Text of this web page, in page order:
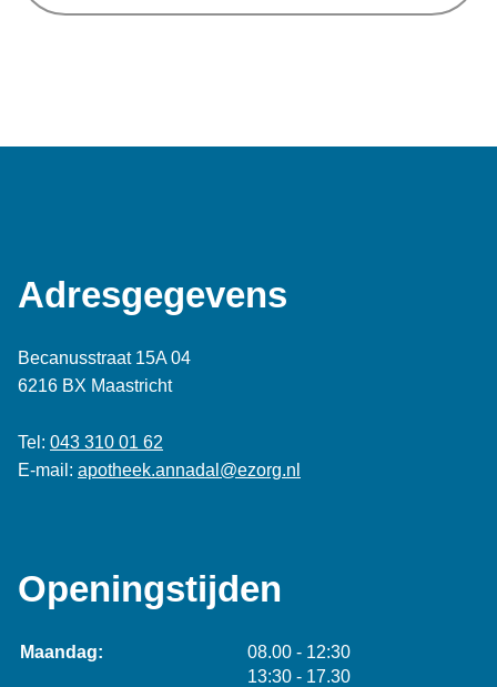
Adresgegevens
Becanusstraat 15A 04
6216 BX Maastricht
Tel: 043 310 01 62
E-mail: apotheek.annadal@ezorg.nl
Openingstijden
Maandag: 08.00 tot
- 12:30
13:30 tot
- 17.30